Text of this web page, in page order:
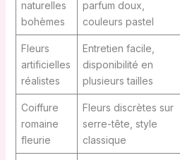
naturelles
bohèmes
parfum doux,
couleurs pastel
Fleurs
artificielles
réalistes
Entretien facile,
disponibilité en
plusieurs tailles
Coiffure
romaine
fleurie
Fleurs discrètes sur
serre-tête, style
classique